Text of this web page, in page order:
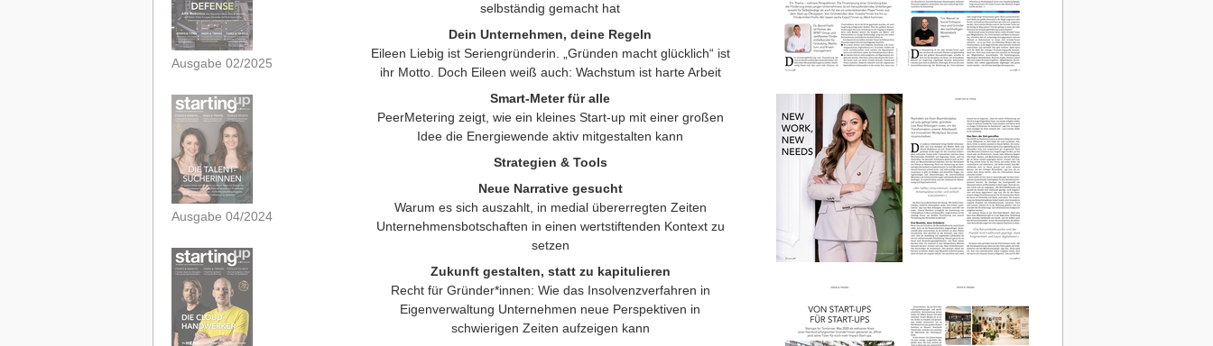
Ausgabe 02/2025
Ausgabe 04/2024
selbständig gemacht hat
Dein Unternehmen, deine Regeln
Eileen Liebig ist Seriengründerin. „Gründen macht glücklich“ ist
ihr Motto. Doch Eileen weiß auch: Wachstum ist harte Arbeit
Smart-Meter für alle
PeerMetering zeigt, wie ein kleines Start-up mit einer großen
Idee die Energiewende aktiv mitgestalten kann
Strategien & Tools
Neue Narrative gesucht
Warum es sich auszahlt, in medial übererregten Zeiten
Unternehmensbotschaften in einen wertstiftenden Kontext zu
setzen
Zukunft gestalten, statt zu kapitulieren
Recht für Gründer*innen: Wie das Insolvenzverfahren in
Eigenverwaltung Unternehmen neue Perspektiven in
schwierigen Zeiten aufzeigen kann